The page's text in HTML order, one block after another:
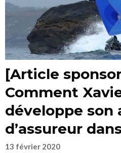
[Article
Comment
développe son
d’assureur
13 février 2020